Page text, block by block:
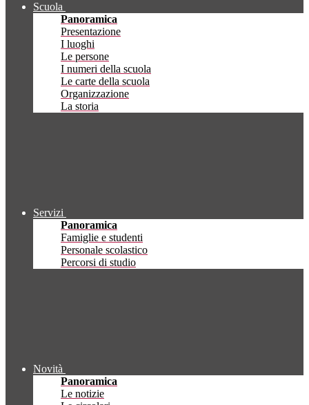
Scuola
Panoramica
Presentazione
I luoghi
Le persone
I numeri della scuola
Le carte della scuola
Organizzazione
La storia
Servizi
Panoramica
Famiglie e studenti
Personale scolastico
Percorsi di studio
Novità
Panoramica
Le notizie